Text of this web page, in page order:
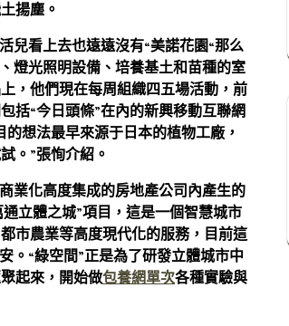
揚塵。
兒看上去也遠遠沒有“美諾花園“那么
燈光照明設備、培養基土和苗種的室
，他們現在每周組織四五場活動，前
括“今日頭條”在內的新興移動互聯網
想法最早來源于日本的植物工廠，
。”張恂介紹。
業化高度集成的房地產公司內產生的
立體之城”項目，這是一個智慧城市
市農業等高度現代化的服務，目前這
。“綠空間”正是為了研發立體城市中
起來，開始做包養網單次各種實驗與